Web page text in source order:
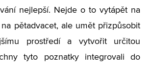
nejlepší. Nejde o to vytápět na
pětadvacet, ale umět přizpůsobit
prostředí a vytvořit určitou
tyto poznatky integrovali do